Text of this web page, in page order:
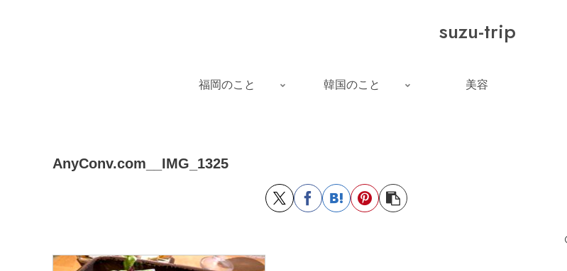
suzu-trip
福岡のこと 韓国のこと 美容
AnyConv.com__IMG_1325